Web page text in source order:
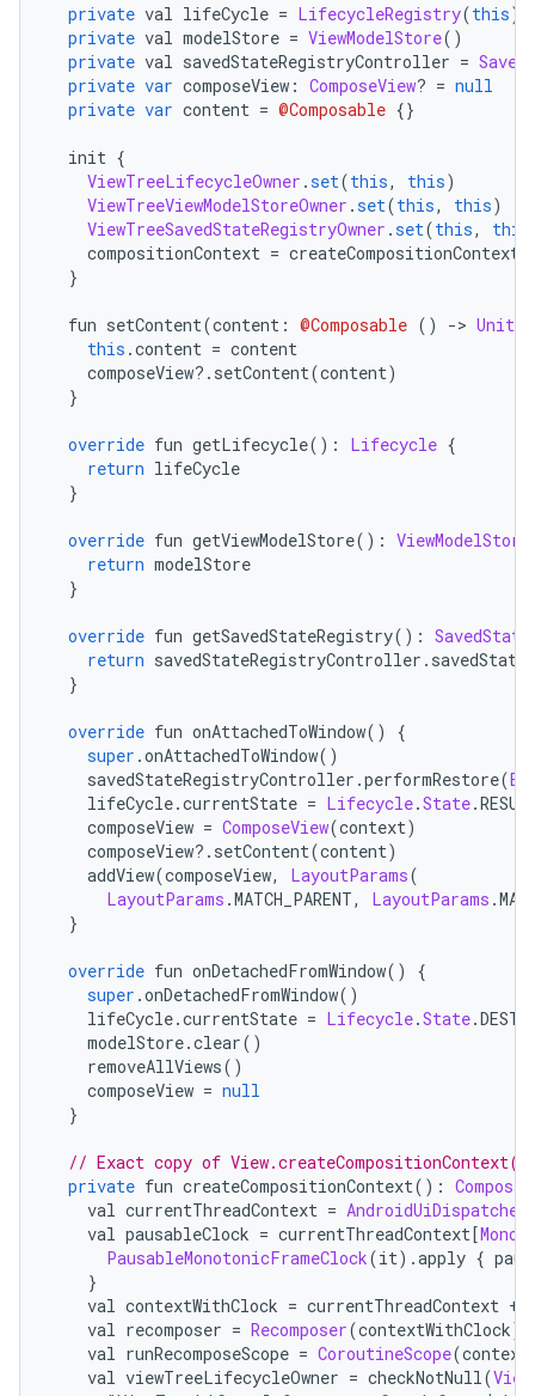
private val lifeCycle = LifecycleRegistry(this)
private val modelStore = ViewModelStore()
private val savedStateRegistryController =
private var composeView : ComposeView? = null
private var content = @Composable {}
init {
ViewTreeLifecycleOwner .set(this, this)
ViewTreeViewModelStoreOwner .set(this, this)
ViewTreeSavedStateRegistryOwner .set(this, this
compositionContext = createCompositionContext
}
fun setContent(content : @Composable () -> Unit
this .content = content
composeView?. setContent(content)
}
override fun getLifecycle(): Lifecycle {
return lifeCycle
}
override fun getViewModelStore(): ViewModelStore
return modelStore
}
override fun getSavedStateRegistry():
return savedStateRegistryController .
}
override fun onAttachedToWindow()
{
super .onAttachedToWindow()
savedStateRegistryController .performRestore(
lifeCycle.currentState = Lifecycle.State.
composeView = ComposeView(context)
composeView?. setContent(content)
addView(composeView, LayoutParams(
LayoutParams .MATCH_PARENT, LayoutParams .
}
override fun onDetachedFromWindow()
{
super .onDetachedFromWindow()
lifeCycle.currentState = Lifecycle.State.
modelStore.clear()
removeAllViews()
composeView = null
}
// Exact copy of
private fun createCompositionContext():
val currentThreadContext = AndroidUiDispatcher
val pausableClock = currentThreadContext[
PausableMonotonicFrameClock(it).apply {
}
val contextWithClock = currentThreadContext +
val recomposer = Recomposer(contextWithClock)
val runRecomposeScope = CoroutineScope(
val viewTreeLifecycleOwner = checkNotNull(